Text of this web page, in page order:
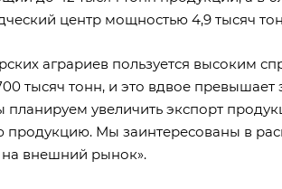
центр мощностью 4,9 тысяч
аграриев пользуется высоким
тысяч тонн, и это вдвое
увеличить экспорт
продукцию. Мы заинтересованы в
внешний рынок».